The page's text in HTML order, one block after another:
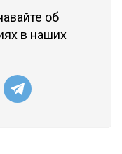
об
в наших